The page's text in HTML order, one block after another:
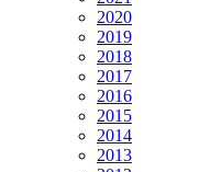
2020
2019
2018
2017
2016
2015
2014
2013